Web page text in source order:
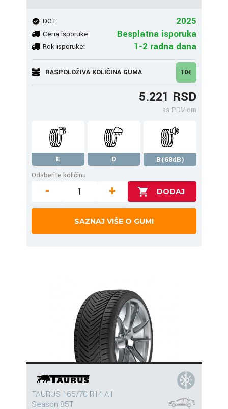
DOT: 2025
Cena isporuke: Besplatna isporuka
Rok isporuke: 1-2 radna dana
RASPOLOŽIVA KOLIČINA GUMA 10+
5.221 RSD
sa PDV-om
E D
B(68dB)
Odaberite količinu
- +
SAZNAJ VIŠE O GUMI
TAURUS 165/70 R14 All
Season 85T